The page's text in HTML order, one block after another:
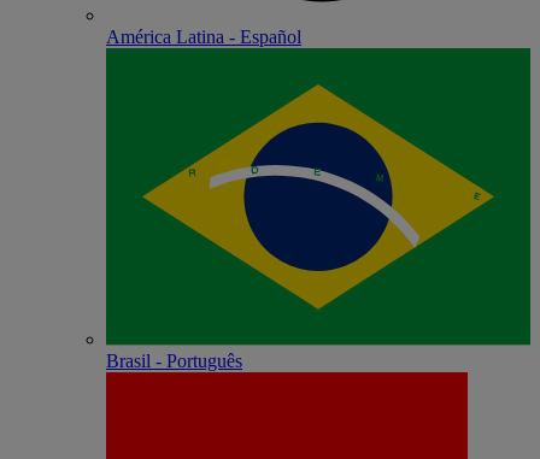
América Latina - Español
Brasil - Português